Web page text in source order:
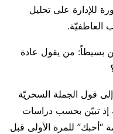
للإدارة على تحليل
العاطفيّة.
بسيطاً: من يقول عادة
قول الجملة السحريّة
إذ تبيّن بحسب دراسات
“أحبك” للمرة الأولى قبل